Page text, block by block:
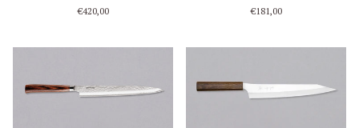
€420,00
€181,00